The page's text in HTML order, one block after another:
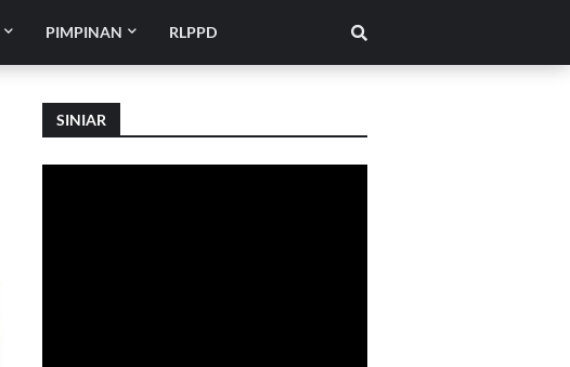
PIMPINAN RLPPD
SINIAR